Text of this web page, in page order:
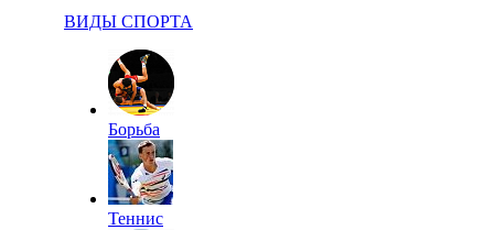
ВИДЫ СПОРТА
Борьба
Теннис